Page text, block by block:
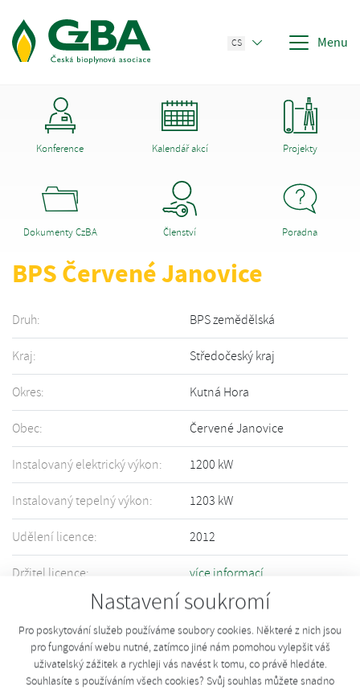
Nastavení soukromí
Pro poskytování služeb používáme soubory cookies. Některé z nich jsou
pro fungování webu nutné, zatímco jiné nám pomohou vylepšit váš
uživatelský zážitek a rychleji vás navést k tomu, co právě hledáte.
Souhlasíte s používáním všech cookies? Svůj souhlas můžete snadno
CS Menu
Konference Kalendář akcí Projekty
Dokumenty CzBA Členství Poradna
BPS Červené Janovice
Druh: BPS zemědělská
Kraj: Středočeský kraj
Okres: Kutná Hora
Obec: Červené Janovice
Instalovaný elektrický výkon: 1200 kW
Instalovaný tepelný výkon: 1203 kW
Udělení licence: 2012
Držitel licence: více informací
Informace o Vašem zařízení nejsou přesné či úplné? Upravte informace
pomocí tohotoformuláře